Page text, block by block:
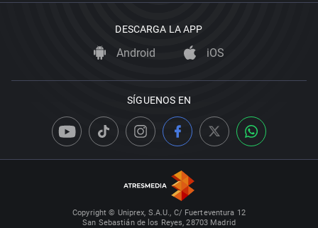
DESCARGA LA APP
Android iOS
SÍGUENOS EN
Copyright © Uniprex, S.A.U., C/ Fuerteventura 12
San Sebastián de los Reyes, 28703 Madrid